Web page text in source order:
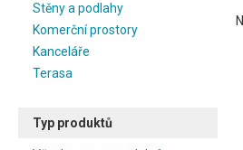
Stěny a podlahy
Komerční prostory
Kanceláře
Terasa
Typ produktů